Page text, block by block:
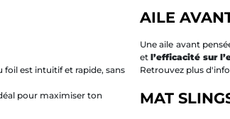
foil est intuitif et rapide, sans
pour maximiser ton
AILE
Une aile avant
et l’efficacité sur
Retrouvez plus
MAT